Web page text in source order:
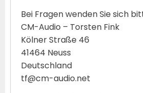
Bei Fragen wenden Sie sich
CM-Audio – Torsten Fink
Kölner Straße 46
41464 Neuss
Deutschland
tf@cm-audio.net